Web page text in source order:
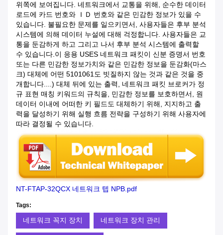
위쪽에 보여집니다. 네트워크에서 교통을 위해, 순수한 데이터
로드에 카드 번호와 ＩＤ 번호와 같은 민감한 정보가 있을 수
있습니다. 불필요한 문제를 일으키면서, 사용자들은 후부 분석
시스템에 의해 데이터 누설에 대해 걱정합니다. 사용자들은 교
통을 둔감하게 하고 그리고 나서 후부 분석 시스템에 출력할
수 있습니다.이 응용 USES 네트워크 패킷이 신분 증명서 번호
또는 다른 민감한 정보가치와 같은 민감한 정보을 둔감화(마스
크) 대체에 어떤 5101061도 빗질하지 않는 것과 같은 것을 중
개합니다....) 대체 뒤에 있는 출력, 네트워크 패킷 브로커가 정
규 표현 매칭 키워드의 규칙을, 민감한 정보를 보호하면서, 원
데이터 이내에 어떠한 키 필드도 대체하기 위해, 지지하고 출
력을 달성하기 위해 실행 흐름 전략을 구성하기 위해 사용자에
따라 결정될 수 있습니다.
NT-FTAP-32QCX 네트워크 텝 NPB.pdf
Tags:
네트워크 꼭지 장치 네트워크 장치 관리